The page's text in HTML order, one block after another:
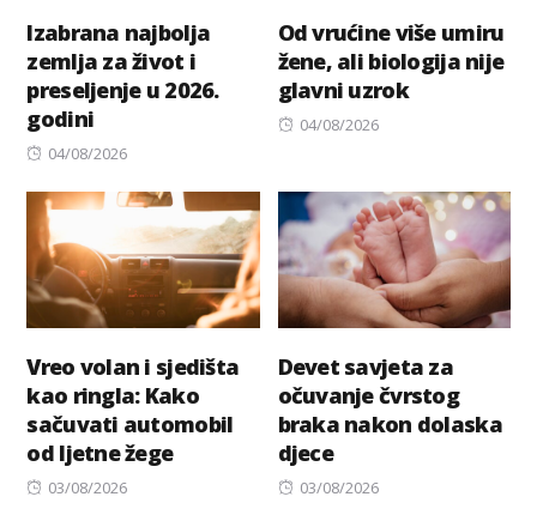
Izabrana najbolja
zemlja za život i
preseljenje u 2026.
godini
Posted
04/08/2026
Od vrućine više umiru
žene, ali biologija nije
glavni uzrok
Posted
04/08/2026
Vreo volan i sjedišta
kao ringla: Kako
sačuvati automobil
od ljetne žege
Posted
03/08/2026
Devet savjeta za
očuvanje čvrstog
braka nakon dolaska
djece
Posted
03/08/2026